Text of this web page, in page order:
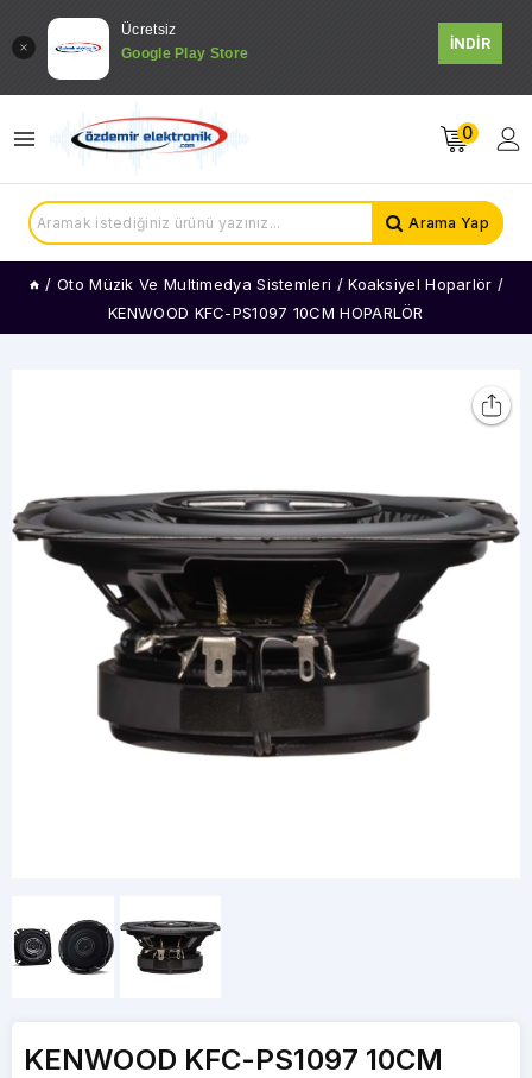
Ücretsiz
Google Play Store
İNDİR
0
Arama Yap
/ Oto Müzik Ve Multimedya Sistemleri / Koaksiyel Hoparlör /
KENWOOD KFC-PS1097 10CM HOPARLÖR
KENWOOD KFC-PS1097 10CM